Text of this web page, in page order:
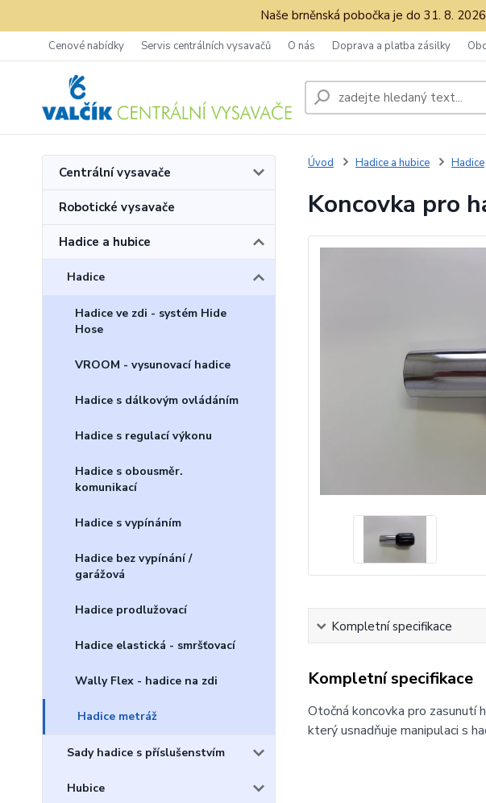
Naše brněnská pobočka je do 31. 8.
Cenové nabídky Servis centrálních vysavačů O nás Doprava a platba zásilky
Centrální vysavače
Robotické vysavače
Hadice a hubice
Hadice
Hadice ve zdi - systém Hide
Hose
VROOM - vysunovací hadice
Hadice s dálkovým ovládáním
Hadice s regulací výkonu
Hadice s obousměr.
komunikací
Hadice s vypínáním
Hadice bez vypínání /
garážová
Hadice prodlužovací
Hadice elastická - smršťovací
Wally Flex - hadice na zdi
Hadice metráž
Sady hadice s příslušenstvím
Hubice
Úvod Hadice a hubice Hadice
Koncovka pro
Kompletní specifikace
Kompletní specifikace
Otočná koncovka pro zasunutí
který usnadňuje manipulaci s